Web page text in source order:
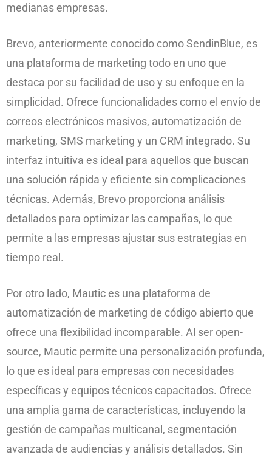
medianas empresas.
Brevo, anteriormente conocido como SendinBlue, es
una plataforma de marketing todo en uno que
destaca por su facilidad de uso y su enfoque en la
simplicidad. Ofrece funcionalidades como el envío de
correos electrónicos masivos, automatización de
marketing, SMS marketing y un CRM integrado. Su
interfaz intuitiva es ideal para aquellos que buscan
una solución rápida y eficiente sin complicaciones
técnicas. Además, Brevo proporciona análisis
detallados para optimizar las campañas, lo que
permite a las empresas ajustar sus estrategias en
tiempo real.
Por otro lado, Mautic es una plataforma de
automatización de marketing de código abierto que
ofrece una flexibilidad incomparable. Al ser open-
source, Mautic permite una personalización profunda,
lo que es ideal para empresas con necesidades
específicas y equipos técnicos capacitados. Ofrece
una amplia gama de características, incluyendo la
gestión de campañas multicanal, segmentación
avanzada de audiencias y análisis detallados. Sin